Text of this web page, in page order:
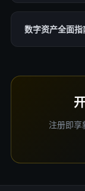
数字资产全面
注册即享